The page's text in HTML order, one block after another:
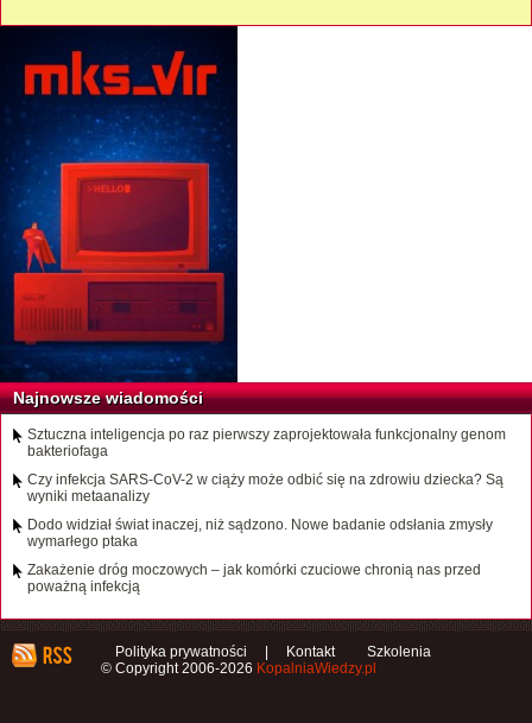
Najnowsze wiadomości
Sztuczna inteligencja po raz pierwszy zaprojektowała funkcjonalny genom
bakteriofaga
Czy infekcja SARS-CoV-2 w ciąży może odbić się na zdrowiu dziecka? Są
wyniki metaanalizy
Dodo widział świat inaczej, niż sądzono. Nowe badanie odsłania zmysły
wymarłego ptaka
Zakażenie dróg moczowych – jak komórki czuciowe chronią nas przed
poważną infekcją
Polityka prywatności Kontakt
Szkolenia
© Copyright 2006-2026 KopalniaWiedzy.pl